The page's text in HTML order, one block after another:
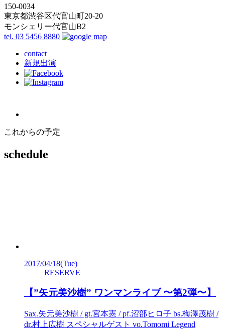
150-0034
東京都渋谷区代官山町20-20
モンシェリー代官山B2
tel. 03 5456 8880
contact
新規出演
これからの予定
schedule
2017/04/18(Tue)
RESERVE
【”矢元美沙樹” ワンマンライブ 〜第2弾〜】
Sax.矢元美沙樹 / gt.宮本憲 / pf.沼部ヒロ子 bs.梅澤茂樹 /
dr.村上広樹 スペシャルゲスト vo.Tomomi Legend